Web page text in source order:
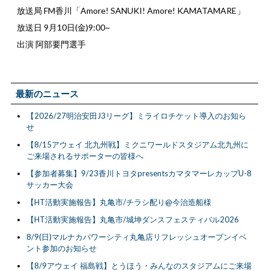
放送局 FM香川「Amore! SANUKI! Amore! KAMATAMARE」
放送日 9月10日(金)9:00~
出演 阿部要門選手
最新のニュース
【2026/27明治安田J3リーグ】ミライロチケット導入のお知ら
せ
【8/15アウェイ 北九州戦】ミクニワールドスタジアム北九州に
ご来場されるサポーターの皆様へ
【参加者募集】9/23香川トヨタpresentsカマタマーレカップU-8
サッカー大会
【HT活動実施報告】丸亀市/チラシ配り@今治造船様
【HT活動実施報告】丸亀市/城坤ダンスフェスティバル2026
8/9(日)マルナカパワーシティ丸亀店リフレッシュオープンイベ
ント参加のお知らせ
【8/9アウェイ 福島戦】とうほう・みんなのスタジアムにご来場